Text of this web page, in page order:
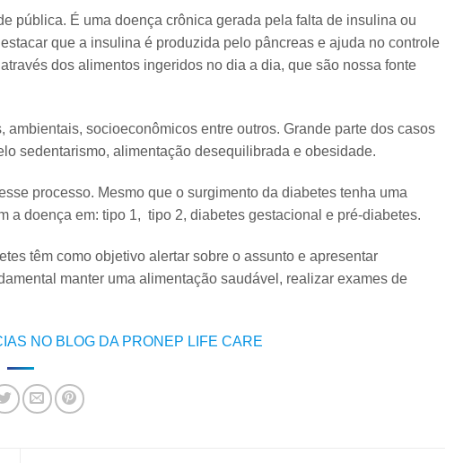
pública. É uma doença crônica gerada pela falta de insulina ou
que a insulina é produzida pelo pâncreas e ajuda no controle
dos alimentos ingeridos no dia a dia, que são nossa fonte
socioeconômicos entre outros. Grande parte dos casos
sedentarismo, alimentação desequilibrada e obesidade.
processo. Mesmo que o surgimento da diabetes tenha uma
a doença em: tipo 1, tipo 2, diabetes gestacional e pré-diabetes.
têm como objetivo alertar sobre o assunto e apresentar
manter uma alimentação saudável, realizar exames de
NO BLOG DA PRONEP LIFE CARE